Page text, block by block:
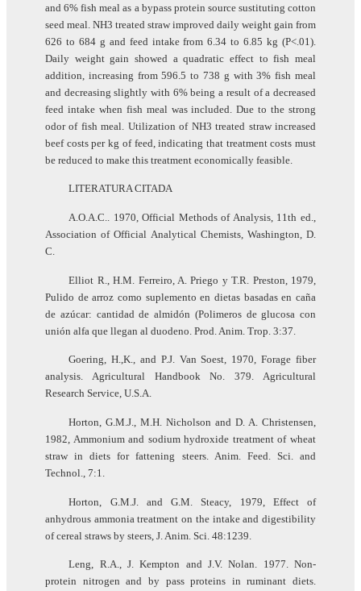
and 6% fish meal as a bypass protein source sustituting cotton
seed meal. NH3 treated straw improved daily weight gain from
626 to 684 g and feed intake from 6.34 to 6.85 kg (P<.01).
Daily weight gain showed a quadratic effect to fish meal
addition, increasing from 596.5 to 738 g with 3% fish meal
and decreasing slightly with 6% being a result of a decreased
feed intake when fish meal was included. Due to the strong
odor of fish meal. Utilization of NH3 treated straw increased
beef costs per kg of feed, indicating that treatment costs must
be reduced to make this treatment economically feasible.
LITERATURA CITADA
A.O.A.C.. 1970, Official Methods of Analysis, 11th ed.,
Association of Official Analytical Chemists, Washington, D.
C.
Elliot R., H.M. Ferreiro, A. Priego y T.R. Preston, 1979,
Pulido de arroz como suplemento en dietas basadas en caña
de azúcar: cantidad de almidón (Polimeros de glucosa con
unión alfa que llegan al duodeno. Prod. Anim. Trop. 3:37.
Goering, H.,K., and P.J. Van Soest, 1970, Forage fiber
analysis. Agricultural Handbook No. 379. Agricultural
Research Service, U.S.A.
Horton, G.M.J., M.H. Nicholson and D. A. Christensen,
1982, Ammonium and sodium hydroxide treatment of wheat
straw in diets for fattening steers. Anim. Feed. Sci. and
Technol., 7:1.
Horton, G.M.J. and G.M. Steacy, 1979, Effect of
anhydrous ammonia treatment on the intake and digestibility
of cereal straws by steers, J. Anim. Sci. 48:1239.
Leng, R.A., J. Kempton and J.V. Nolan. 1977. Non-
protein nitrogen and by pass proteins in ruminant diets.